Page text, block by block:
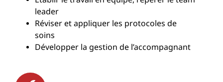
leader
Réviser et appliquer les protocoles de
soins
Développer la gestion de l’accompagnant